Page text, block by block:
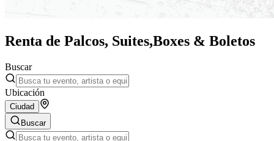
Renta de Palcos, Suites,Boxes & Boletos
Buscar
Ubicación
Ciudad
Buscar